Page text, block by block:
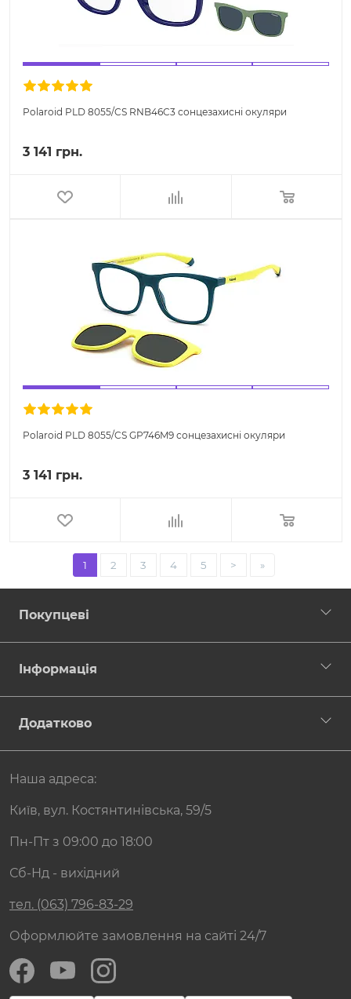
Polaroid PLD 8055/CS RNB46C3 сонцезахисні окуляри
3 141 грн.
Polaroid PLD 8055/CS GP746M9 сонцезахисні окуляри
3 141 грн.
1 2 3 4 5 > »
Покупцеві
Інформація
Додатково
Наша адреса:
Київ, вул. Костянтинівська, 59/5
Пн-Пт з 09:00 до 18:00
Сб-Нд - вихідний
тел. (063) 796-83-29
Оформлюйте замовлення на сайті 24/7